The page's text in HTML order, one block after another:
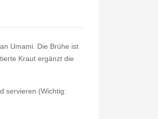
Umami. Die Brühe ist
Kraut ergänzt die
servieren (Wichtig: